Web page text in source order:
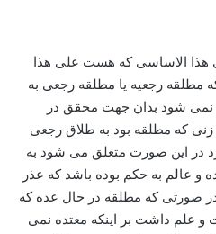
الاساسی که هست علی هذا
مطلقه رجعیه یا مطلقه رجعی به
نمی شود بدان جهت محقق در
زنی که مطلقه بود به طلاق رجعی
در این صورت متعلق می شود به
و عالم به حکم بوده باشد که عذر
در صورتی که مطلقه در حال عده که
علم داشت بر اینکه معتده نمی